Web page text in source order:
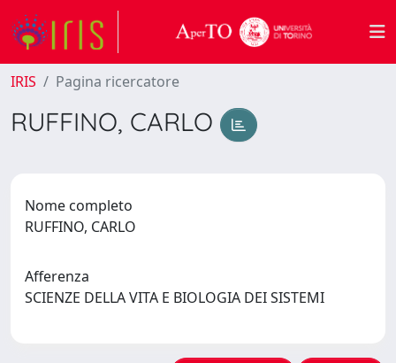
IRIS Pagina ricercatore
RUFFINO, CARLO
Nome completo
RUFFINO, CARLO
Afferenza
SCIENZE DELLA VITA E BIOLOGIA DEI SISTEMI